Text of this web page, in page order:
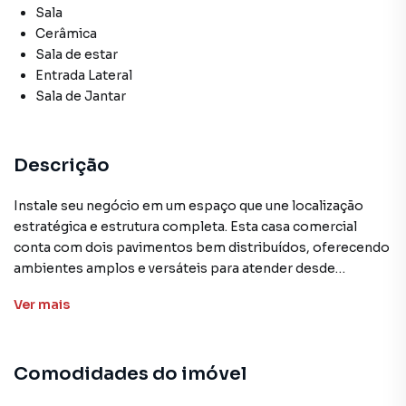
Sala
Cerâmica
Sala de estar
Entrada Lateral
Sala de Jantar
Descrição
Instale seu negócio em um espaço que une localização
estratégica e estrutura completa. Esta casa comercial
conta com dois pavimentos bem distribuídos, oferecendo
ambientes amplos e versáteis para atender desde
imóvel está pronto para impulsionar sua produtividade,
facilitar a rotina. Além disso, está a poucos metros da Av.
Ver mais
Comodidades do imóvel